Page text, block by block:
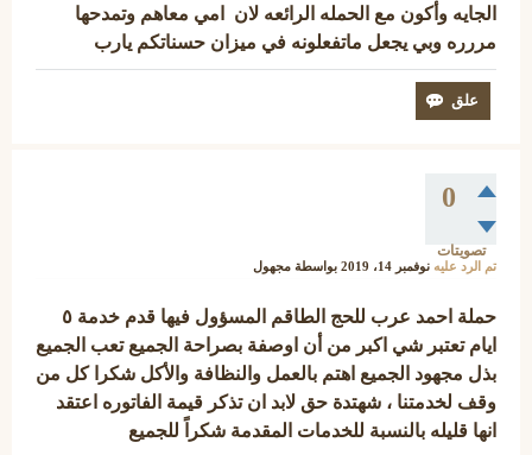
الجايه وأكون مع الحمله الرائعه لان امي معاهم وتمدحها
مررره وبي يجعل ماتفعلونه في ميزان حسناتكم يارب
0
تصويتات
تم الرد عليه نوفمبر 14، 2019 بواسطة مجهول
حملة احمد عرب للحج الطاقم المسؤول فيها قدم خدمة ٥
ايام تعتبر شي اكبر من أن اوصفة بصراحة الجميع تعب الجميع
بذل مجهود الجميع اهتم بالعمل والنظافة والأكل شكرا كل من
وقف لخدمتنا ، شهتدة حق لابد ان تذكر قيمة الفاتوره اعتقد
انها قليله بالنسبة للخدمات المقدمة شكراً للجميع